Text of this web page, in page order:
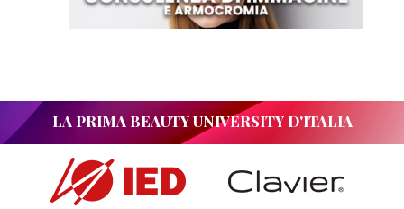
LA PRIMA BEAUTY UNIVERSITY D'ITALIA